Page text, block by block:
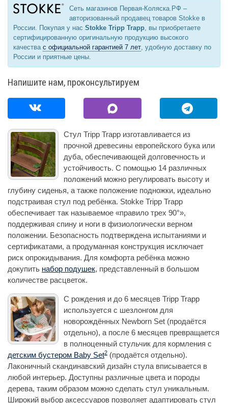
Сеть магазинов Первая-Коляска.РФ –
авторизованный продавец товаров Stokke в
России. Покупая у нас Stokke Tripp Trapp, вы приобретаете
сертифицированную оригинальную продукцию высокого
качества с официальной гарантией 7 лет, удобную доставку по
России и приятные цены.
Напишите нам, проконсультируем
Стул Tripp Trapp изготавливается из
прочной древесины европейского бука или
дуба, обеспечивающей долговечность и
устойчивость. С помощью 14 различных
положений можно регулировать высоту и
глубину сиденья, а также положение подножки, идеально
подстраивая стул под ребёнка. Stokke Tripp Trapp
обеспечивает так называемое «правило трех 90°»,
поддерживая спину и ноги в физиологически верном
положении. Безопасность подтверждена испытаниями и
сертификатами, а продуманная конструкция исключает
риск опрокидывания. Для комфорта ребёнка можно
докупить набор подушек, представленный в большом
количестве расцветок.
С рождения и до 6 месяцев Tripp Trapp
используется с шезлонгом для
новорождённых Newborn Set (продаётся
отдельно), а после 6 месяцев превращается
в полноценный стульчик для кормления с
детским бустером Baby Set2 (продаётся отдельно).
Лаконичный скандинавский дизайн стула вписывается в
любой интерьер. Доступны различные цвета и породы
дерева, таким образом можно сделать стул уникальным.
Широкий выбор аксессуаров позволяет адаптировать стул